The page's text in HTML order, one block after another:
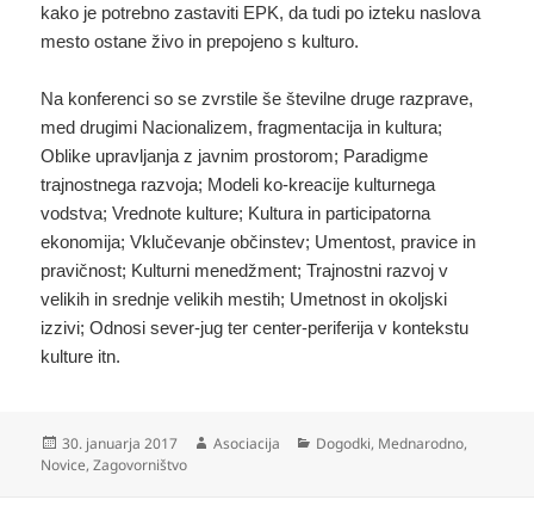
kako je potrebno zastaviti EPK, da tudi po izteku naslova
mesto ostane živo in prepojeno s kulturo.
Na konferenci so se zvrstile še številne druge razprave,
med drugimi Nacionalizem, fragmentacija in kultura;
Oblike upravljanja z javnim prostorom; Paradigme
trajnostnega razvoja; Modeli ko-kreacije kulturnega
vodstva; Vrednote kulture; Kultura in participatorna
ekonomija; Vklučevanje občinstev; Umentost, pravice in
pravičnost; Kulturni menedžment; Trajnostni razvoj v
velikih in srednje velikih mestih; Umetnost in okoljski
izzivi; Odnosi sever-jug ter center-periferija v kontekstu
kulture itn.
Objavljeno
dne
30. januarja 2017 Avtor
Asociacija Kategorije
Dogodki, Mednarodno,
Novice,Zagovorništvo